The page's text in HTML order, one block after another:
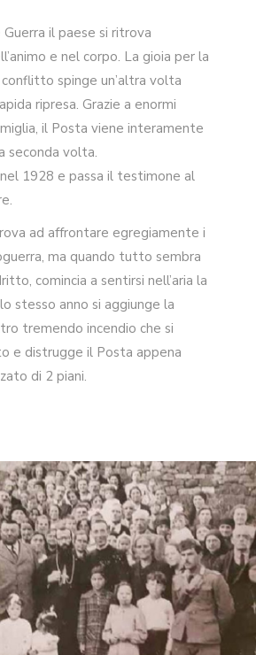
il paese si ritrova
e nel corpo. La gioia per la
spinge un’altra volta
ripresa. Grazie a enormi
il Posta viene interamente
seconda volta.
1928 e passa il testimone al
ad affrontare egregiamente i
ma quando tutto sembra
comincia a sentirsi nell’aria la
stesso anno si aggiunge la
tremendo incendio che si
e distrugge il Posta appena
di 2 piani.